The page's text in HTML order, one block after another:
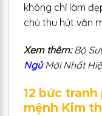
không chỉ làm
chủ thu hút vận
Xem thêm:Bộ
Ngủ Mới Nhất
12 bức
mệnh Kim